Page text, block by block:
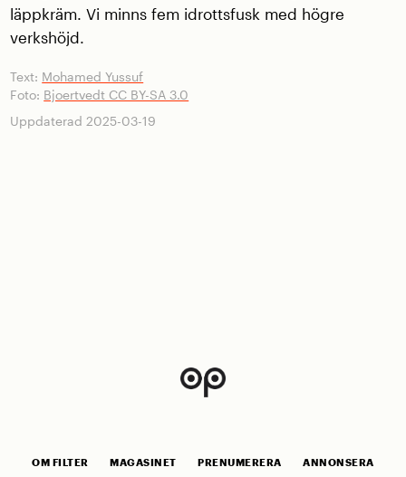
läppkräm. Vi minns fem idrottsfusk med högre
verkshöjd.
Text: Mohamed Yussuf
Foto: Bjoertvedt CC BY-SA 3.0
Uppdaterad 2025-03-19
OM FILTER MAGASINET PRENUMERERA ANNONSERA